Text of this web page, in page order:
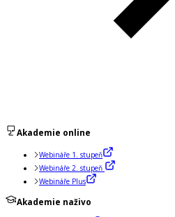
Akademie online
Webináře 1. stupeň
Webináře 2. stupeň
Webináře Plus
Akademie naživo